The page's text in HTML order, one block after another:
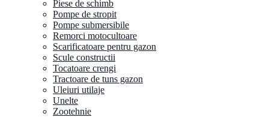
Piese de schimb
Pompe de stropit
Pompe submersibile
Remorci motocultoare
Scarificatoare pentru gazon
Scule constructii
Tocatoare crengi
Tractoare de tuns gazon
Uleiuri utilaje
Unelte
Zootehnie